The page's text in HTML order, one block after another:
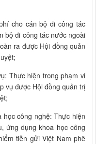
cho cán bộ đi công tác
bộ đi công tác nước ngoài
ra được Hội đồng quản
Thực hiện trong phạm vi
vụ được Hội đồng quản trị
công nghệ: Thực hiện
ứng dụng khoa học công
tiền gửi Việt Nam phê